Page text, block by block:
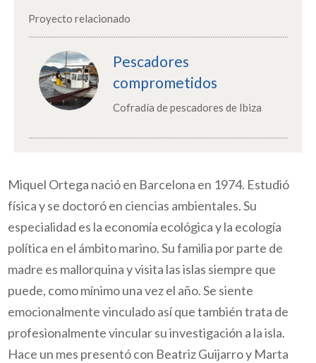
Proyecto relacionado
Pescadores
comprometidos
Cofradía de pescadores de Ibiza
Miquel Ortega nació en Barcelona en 1974. Estudió
física y se doctoró en ciencias ambientales. Su
especialidad es la economía ecológica y la ecología
política en el ámbito marino. Su familia por parte de
madre es mallorquina y visita las islas siempre que
puede, como mínimo una vez el año. Se siente
emocionalmente vinculado así que también trata de
profesionalmente vincular su investigación a la isla.
Hace un mes presentó con Beatriz Guijarro y Marta